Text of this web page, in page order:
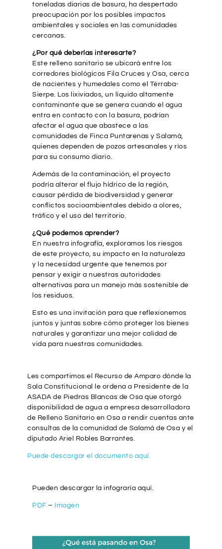
toneladas diarias de basura, ha despertado
preocupación por los posibles impactos
ambientales y sociales en las comunidades
cercanas.
¿Por qué deberías interesarte?
Este relleno sanitario se ubicará entre los
corredores biológicos Fila Cruces y Osa, cerca
de nacientes y humedales como el Térraba-
Sierpe. Los lixiviados, un líquido altamente
contaminante que se genera cuando el agua
entra en contacto con la basura, podrían
afectar el agua que abastece a las
comunidades de Finca Puntarenas y Salamá,
quienes dependen de pozos artesanales y ríos
para su consumo diario.
Además de la contaminación, el proyecto
podría alterar el flujo hídrico de la región,
causar pérdida de biodiversidad y generar
conflictos socioambientales debido a olores,
tráfico y el uso del territorio.
¿Qué podemos aprender?
En nuestra infografía, exploramos los riesgos
de este proyecto, su impacto en la naturaleza
y la necesidad urgente que tenemos por
pensar y exigir a nuestras autoridades
alternativas para un manejo más sostenible de
los residuos.
Esto es una invitación para que reflexionemos
juntos y juntas sobre cómo proteger los bienes
naturales y garantizar una mejor calidad de
vida para nuestras comunidades.
Les compartimos el Recurso de Amparo dónde la
Sala Constitucional le ordena a Presidente de la
ASADA de Piedras Blancas de Osa que otorgó
disponibilidad de agua a empresa desarrolladora
de Relleno Sanitario en Osa a rendir cuentas ante
consultas de la comunidad de Salamá de Osa y el
diputado Ariel Robles Barrantes.
Puede descargar el documento aquí.
Pueden descargar la infograría aquí.
PDF – Imagen